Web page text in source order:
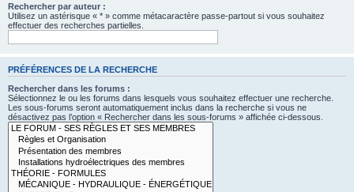
Rechercher par auteur :
Utilisez un astérisque « * » comme métacaractère passe-partout si vous souhaitez
effectuer des recherches partielles.
PRÉFÉRENCES DE LA RECHERCHE
Rechercher dans les forums :
Sélectionnez le ou les forums dans lesquels vous souhaitez effectuer une recherche.
Les sous-forums seront automatiquement inclus dans la recherche si vous ne
désactivez pas l’option « Rechercher dans les sous-forums » affichée ci-dessous.